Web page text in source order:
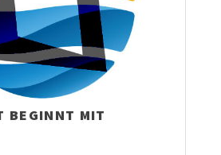
BEGINNT MIT